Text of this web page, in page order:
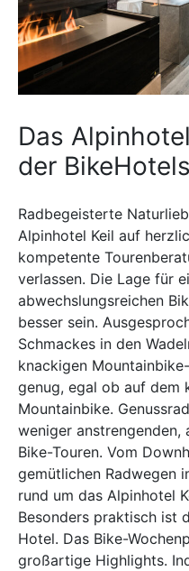
Das
der
Radbegeisterte
Alpinhotel Keil auf
kompetente
verlassen. Die Lage für
abwechslungsreichen
besser sein.
Schmackes in den
knackigen
genug, egal ob auf dem
Mountainbike.
weniger anstrengenden,
Bike-Touren. Vom
gemütlichen Radwegen
rund um das Alpinhotel
Besonders praktisch ist
Hotel. Das Bike-
großartige Highlights.